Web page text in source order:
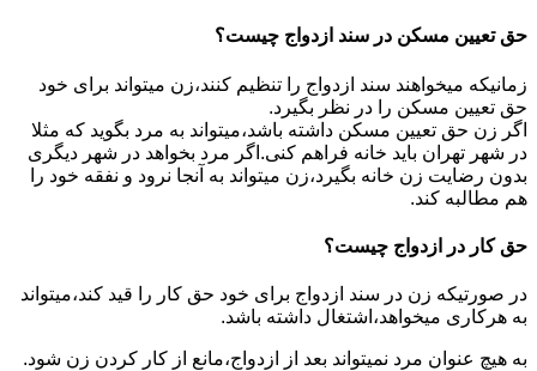
حق تعیین مسکن در سند ازدواج چیست؟
زمانیکه میخواهند سند ازدواج را تنظیم کنند،زن میتواند برای خود
حق تعیین مسکن را در نظر بگیرد.
اگر زن حق تعیین مسکن داشته باشد،میتواند به مرد بگوید که مثلا
در شهر تهران باید خانه فراهم کنی.اگر مرد بخواهد در شهر دیگری
بدون رضایت زن خانه بگیرد،زن میتواند به آنجا نرود و نفقه خود را
هم مطالبه کند.
حق کار در ازدواج چیست؟
در صورتیکه زن در سند ازدواج برای خود حق کار را قید کند،میتواند
به هرکاری میخواهد،اشتغال داشته باشد.
به هیچ عنوان مرد نمیتواند بعد از ازدواج،مانع از کار کردن زن شود.